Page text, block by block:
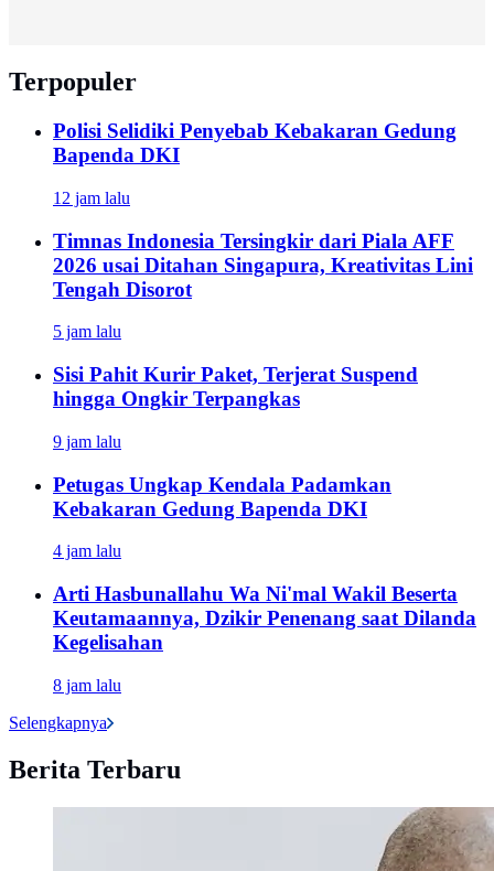
Terpopuler
Polisi Selidiki Penyebab Kebakaran Gedung
Bapenda DKI
12 jam lalu
Timnas Indonesia Tersingkir dari Piala AFF
2026 usai Ditahan Singapura, Kreativitas Lini
Tengah Disorot
5 jam lalu
Sisi Pahit Kurir Paket, Terjerat Suspend
hingga Ongkir Terpangkas
9 jam lalu
Petugas Ungkap Kendala Padamkan
Kebakaran Gedung Bapenda DKI
4 jam lalu
Arti Hasbunallahu Wa Ni'mal Wakil Beserta
Keutamaannya, Dzikir Penenang saat Dilanda
Kegelisahan
8 jam lalu
Selengkapnya
Berita Terbaru